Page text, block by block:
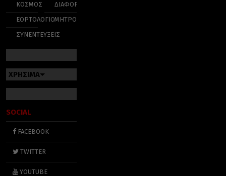
ΚΟΣΜΟΣ
ΕΟΡΤΟΛΟΓΙΟ
ΣΥΝΕΝΤΕΥΞΕΙΣ
ΔΙΑΦΟΡΑ
ΜΗΤΡΟΠΟΛΕΙΣ
ΧΡΗΣΙΜΑ
SOCIAL
FACEBOOK
TWITTER
YOUTUBE